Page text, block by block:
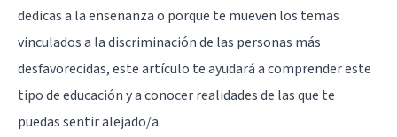
dedicas a la enseñanza o porque te mueven los temas
vinculados a la discriminación de las personas más
desfavorecidas, este artículo te ayudará a comprender este
tipo de educación y a conocer realidades de las que te
puedas sentir alejado/a.